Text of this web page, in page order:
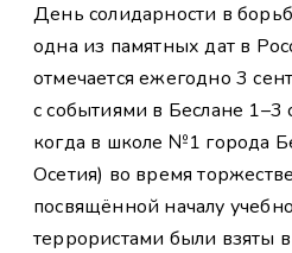
День солидарности в
одна из памятных дат в
отмечается ежегодно 3
с событиями в Беслане 1–3
когда в школе №1 города
Осетия) во время
посвящённой началу
террористами были взяты